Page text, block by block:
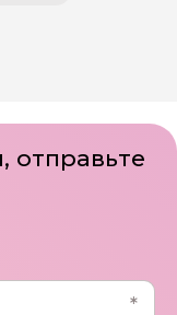
отправьте